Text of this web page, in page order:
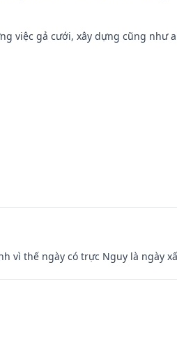
việc gả cưới, xây dựng cũng như
vì thế ngày có trực Nguy là ngày